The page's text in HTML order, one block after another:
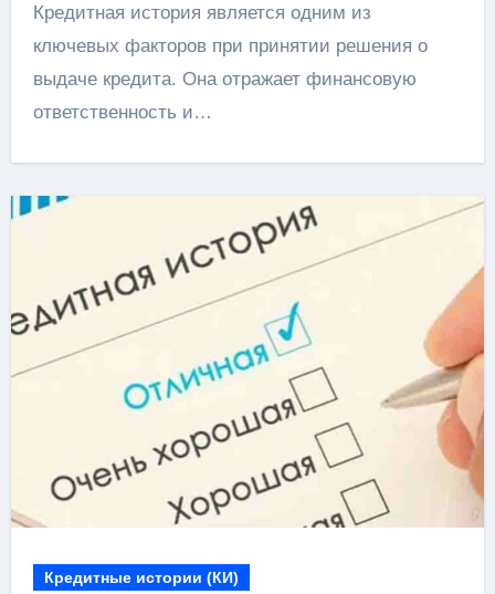
Кредитная история является одним из
ключевых факторов при принятии решения о
выдаче кредита. Она отражает финансовую
ответственность и…
Кредитные истории (КИ)